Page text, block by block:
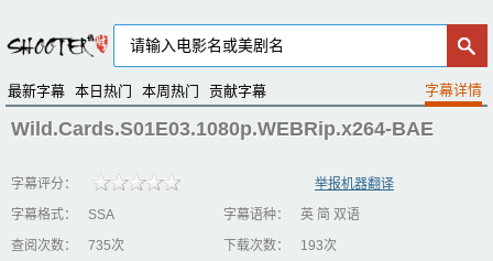
最新字幕 本日热门 本周热门 贡献字幕
Wild.Cards.S01E03.1080p.WEBRip.x264-BAE
字幕评分：
举报机器翻译
字幕格式：
SSA 字幕语种：
英 简 双语
查阅次数：
735次 下载次数：
193次